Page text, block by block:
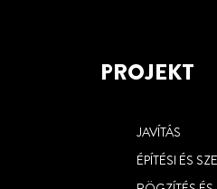
PROJEKT
JAVÍTÁS
ÉPÍTÉSI ÉS